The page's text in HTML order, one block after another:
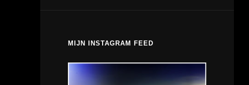
MIJN INSTAGRAM FEED